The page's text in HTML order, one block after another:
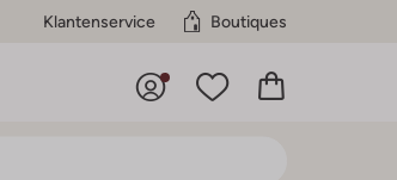
Klantenservice Boutiques